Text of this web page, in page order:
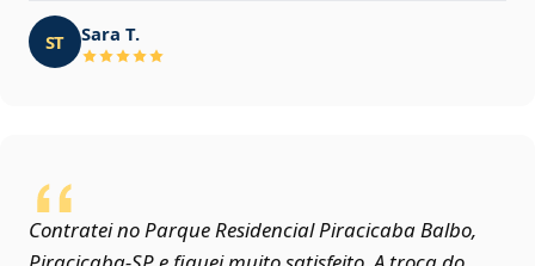
ST Sara T.
Contratei no Parque Residencial Piracicaba Balbo,